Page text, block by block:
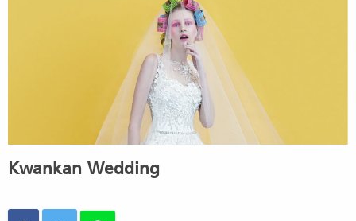
Kwankan Wedding